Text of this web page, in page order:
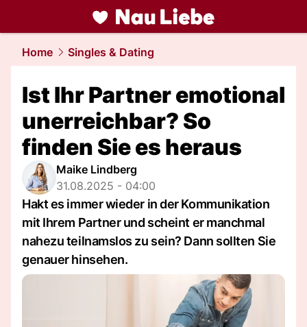
liebe.NAU.ch
Home Singles & Dating
Ist Ihr Partner emotional
unerreichbar? So
finden Sie es heraus
Maike Lindberg
31.08.2025 - 04:00
Hakt es immer wieder in der Kommunikation
mit Ihrem Partner und scheint er manchmal
nahezu teilnamslos zu sein? Dann sollten Sie
genauer hinsehen.